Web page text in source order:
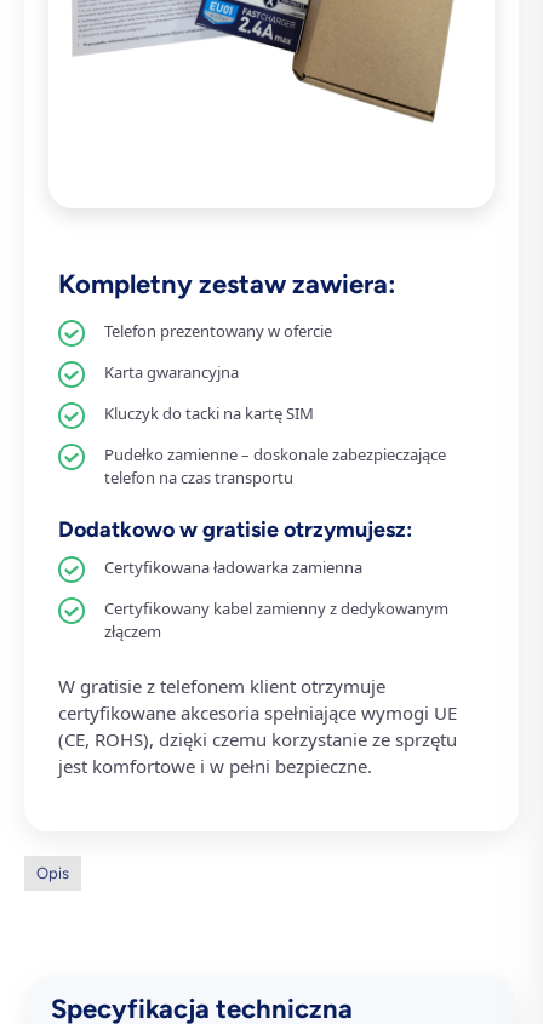
Kompletny zestaw zawiera:
Telefon prezentowany w ofercie
Karta gwarancyjna
Kluczyk do tacki na kartę SIM
Pudełko zamienne – doskonale zabezpieczające
telefon na czas transportu
Dodatkowo w gratisie otrzymujesz:
Certyfikowana ładowarka zamienna
Certyfikowany kabel zamienny z dedykowanym
złączem
W gratisie z telefonem klient otrzymuje
certyfikowane akcesoria spełniające wymogi UE
(CE, ROHS), dzięki czemu korzystanie ze sprzętu
jest komfortowe i w pełni bezpieczne.
Opis
Specyfikacja techniczna